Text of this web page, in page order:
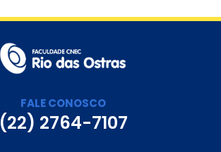
FALE CONOSCO
(22) 2764-7107